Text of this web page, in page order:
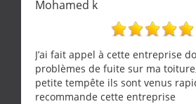
Mohamed k
J’ai fait appel à cette entreprise
problèmes de fuite sur ma
petite tempête ils sont venus
recommande cette entreprise